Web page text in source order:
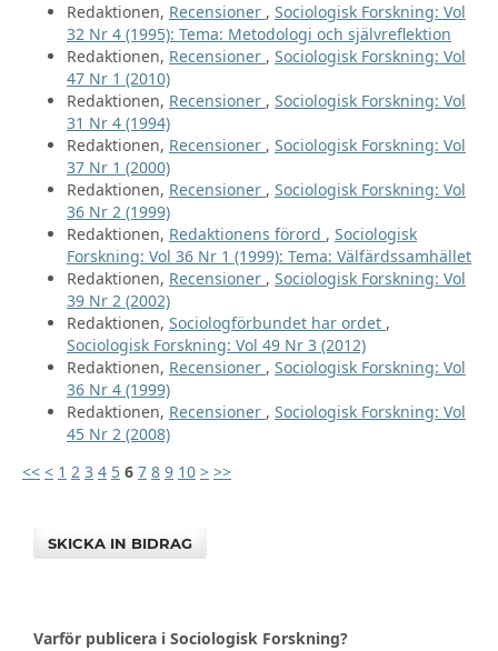
Redaktionen, Recensioner , Sociologisk Forskning: Vol
32 Nr 4 (1995): Tema: Metodologi och självreflektion
Redaktionen, Recensioner , Sociologisk Forskning: Vol
47 Nr 1 (2010)
Redaktionen, Recensioner , Sociologisk Forskning: Vol
31 Nr 4 (1994)
Redaktionen, Recensioner , Sociologisk Forskning: Vol
37 Nr 1 (2000)
Redaktionen, Recensioner , Sociologisk Forskning: Vol
36 Nr 2 (1999)
Redaktionen, Redaktionens förord , Sociologisk
Forskning: Vol 36 Nr 1 (1999): Tema: Välfärdssamhället
Redaktionen, Recensioner , Sociologisk Forskning: Vol
39 Nr 2 (2002)
Redaktionen, Sociologförbundet har ordet ,
Sociologisk Forskning: Vol 49 Nr 3 (2012)
Redaktionen, Recensioner , Sociologisk Forskning: Vol
36 Nr 4 (1999)
Redaktionen, Recensioner , Sociologisk Forskning: Vol
45 Nr 2 (2008)
<< < 1 2 3 4 5 6 7 8 9 10 > >>
SKICKA IN BIDRAG
Varför publicera i Sociologisk Forskning?